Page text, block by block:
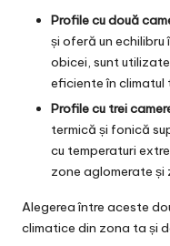
Profile cu două
și oferă un
obicei, sunt
eficiente în climatul
Profile cu trei
termică și fonică
cu temperaturi
zone aglomerate și
Alegerea între aceste
climatice din zona ta și